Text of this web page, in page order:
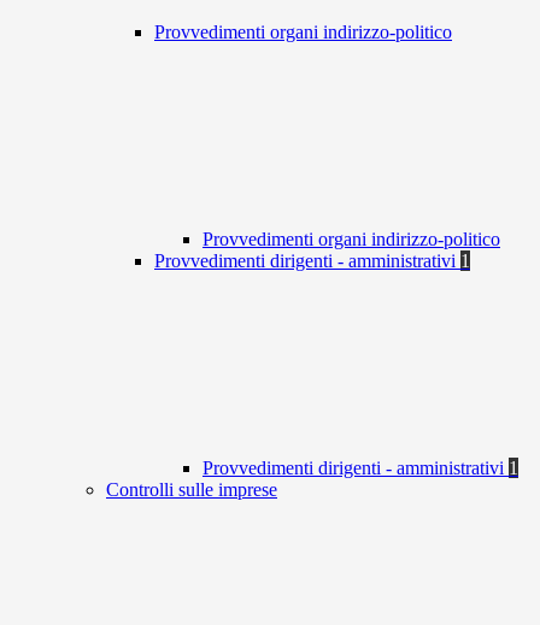
Provvedimenti organi indirizzo-politico
Provvedimenti organi indirizzo-politico
Provvedimenti dirigenti - amministrativi 1
Provvedimenti dirigenti - amministrativi 1
Controlli sulle imprese